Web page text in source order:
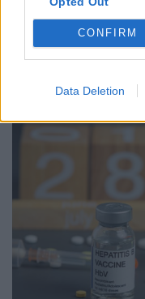
CONFIRM
Data Deletion
ΕΠΙΚΑΙΡΌΤΗΤΑ 04/08/
Κυκλοσπορίαση: Με
πρώτοι νεκροί